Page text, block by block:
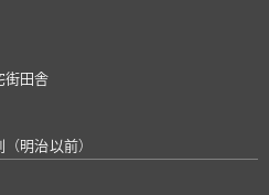
街田舎
（明治以前）